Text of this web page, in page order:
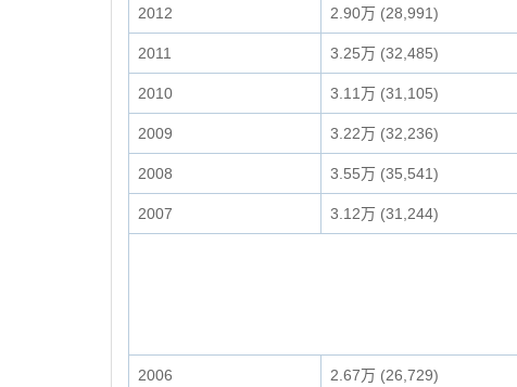
2012 2.90万 (28,991)
2011 3.25万 (32,485)
2010 3.11万 (31,105)
2009 3.22万 (32,236)
2008 3.55万 (35,541)
2007 3.12万 (31,244)
2006 2.67万 (26,729)